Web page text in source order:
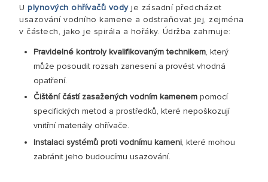
U plynových ohřívačů vodyje zásadní předcházet
usazování vodního kamene a odstraňovat jej, zejména
v částech, jako je spirála a hořáky. Údržba zahrnuje:
Pravidelné kontroly kvalifikovaným technikem, který
může posoudit rozsah zanesení a provést vhodná
opatření.
Čištění částí zasažených vodním kamenem pomocí
specifických metod a prostředků, které nepoškozují
vnitřní materiály ohřívače.
Instalaci systémů proti vodnímu kameni, které mohou
zabránit jeho budoucímu usazování.